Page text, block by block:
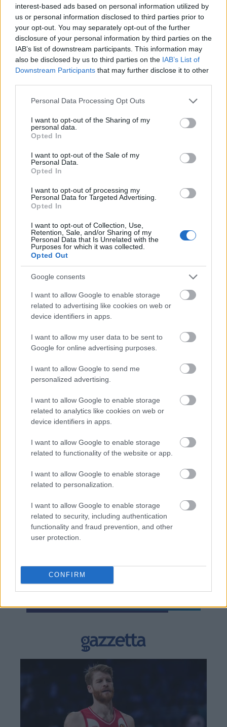
interest-based ads based on personal information utilized by
us or personal information disclosed to third parties prior to
your opt-out. You may separately opt-out of the further
disclosure of your personal information by third parties on the
IAB’s list of downstream participants. This information may
also be disclosed by us to third parties on the IAB’s List of
Downstream Participants that may further disclose it to other
Please note that this website/app uses one or more Google
not limited to your visit or usage behaviour. You may click to
grant or deny consent to Google and its third-party tags to
use your data for below specified purposes in below Google
consent section.
Personal Data Processing Opt Outs
I want to opt-out of the Sharing of my
personal data.
Opted In
I want to opt-out of the Sale of my
Personal Data.
Opted In
I want to opt-out of processing my
Personal Data for Targeted Advertising.
Opted In
I want to opt-out of Collection, Use,
Retention, Sale, and/or Sharing of my
Personal Data that Is Unrelated with the
Purposes for which it was collected.
Opted Out
Google consents
I want to allow Google to enable storage
related to advertising like cookies on web or
device identifiers in apps.
I want to allow my user data to be sent to
Google for online advertising purposes.
I want to allow Google to send me
personalized advertising.
I want to allow Google to enable storage
related to analytics like cookies on web or
device identifiers in apps.
I want to allow Google to enable storage
related to functionality of the website or app.
I want to allow Google to enable storage
related to personalization.
I want to allow Google to enable storage
related to security, including authentication
functionality and fraud prevention, and other
user protection.
CONFIRM
Ακολουθήστε τοinsider.gr στο Google News
πρώτοι όλες τις
Διαβάζονται αυτή τη στιγμή
Τράπεζες: Στα 55,5 εκατ. ευρώ ο λογαριασμός
από τα δάνεια του ν. Κατσέλη
Νέο Χωροταξικό Τουρισμού: Οι νέες «κόκκινες
γραμμές» για το περιβάλλον και τι αλλάζει σε
ξενοδοχεία, νησιά και επενδύσεις
ελληνικής βιομηχανίας
TAGS: Αλέξης Τσίπρας
BEST OFINTERNET